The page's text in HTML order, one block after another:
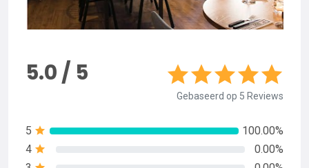
5.0 / 5
Gebaseerd op 5 Reviews
5
100.00%
4
0.00%